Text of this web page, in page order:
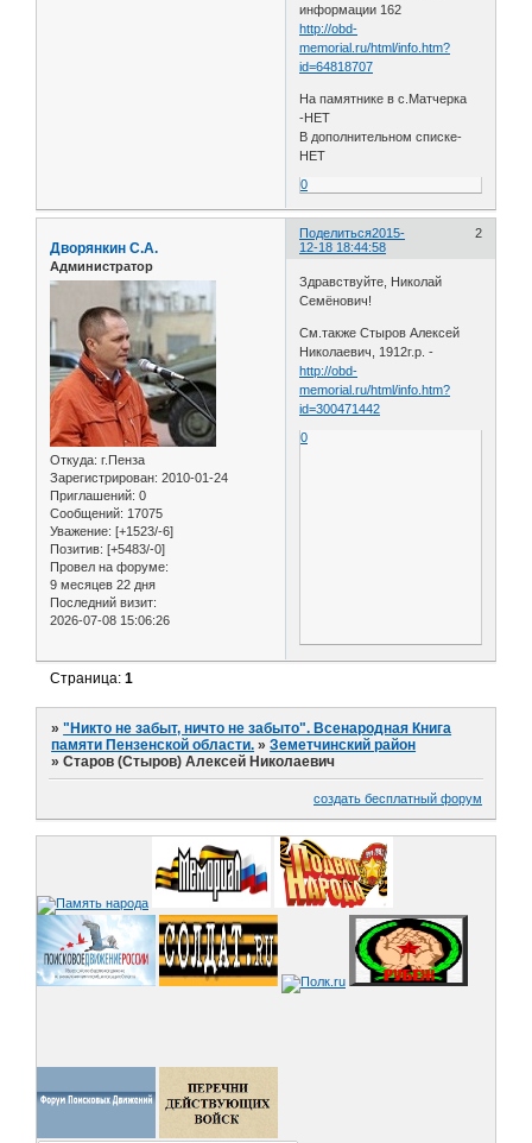
информации 162
http://obd-
memorial.ru/html/info.htm?
id=64818707
На памятнике в с.Матчерка
-НЕТ
В дополнительном списке-
НЕТ
0
Поделиться 2
2015-
12-18 18:44:58
Дворянкин С.А.
Администратор
Откуда: г.Пенза
Зарегистрирован: 2010-01-24
Приглашений: 0
Сообщений: 17075
Уважение: [+1523/-6]
Позитив: [+5483/-0]
Провел на форуме:
9 месяцев 22 дня
Последний визит:
2026-07-08 15:06:26
Здравствуйте, Николай
Семёнович!
См.также Стыров Алексей
Николаевич, 1912г.р. -
http://obd-
memorial.ru/html/info.htm?
id=300471442
0
Страница:1
»"Никто не забыт, ничто не забыто". Всенародная Книга
памяти Пензенской области. »Земетчинский район
»Старов (Стыров) Алексей Николаевич
создать бесплатный форум